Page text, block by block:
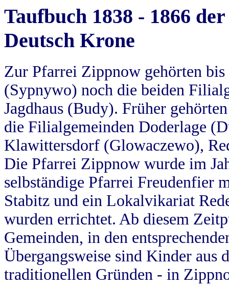
Taufbuch 1838 - 1866
Deutsch Krone
Zur Pfarrei Zippnow gehörten
(Sypnywo) noch die beiden
Jagdhaus (Budy). Früher
die Filialgemeinden Doderlage
Klawittersdorf (Glowaczewo),
Die Pfarrei Zippnow wurde im
selbständige Pfarrei Freudenfier
Stabitz und ein Lokalvikariat
wurden errichtet. Ab diesem
Gemeinden, in den
Übergangsweise sind Kinder aus
traditionellen Gründen - in